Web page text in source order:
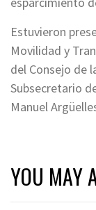
Estuvieron
Movilidad y
del Consejo de
Subsecretario
Manuel
YOU MAY